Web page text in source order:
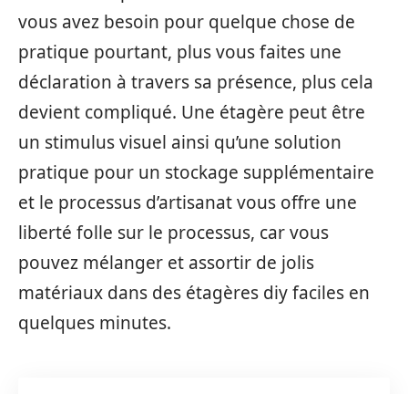
vous avez besoin pour quelque chose de
pratique pourtant, plus vous faites une
déclaration à travers sa présence, plus cela
devient compliqué. Une étagère peut être
un stimulus visuel ainsi qu’une solution
pratique pour un stockage supplémentaire
et le processus d’artisanat vous offre une
liberté folle sur le processus, car vous
pouvez mélanger et assortir de jolis
matériaux dans des étagères diy faciles en
quelques minutes.